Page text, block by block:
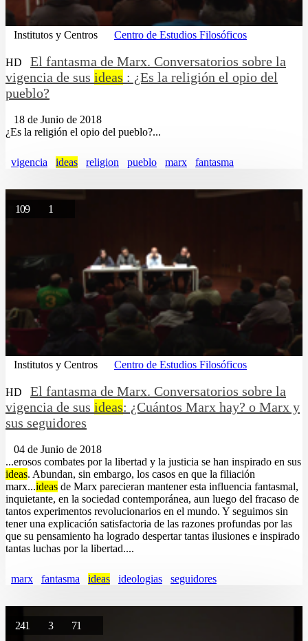
Institutos y Centros Centro de Estudios Filosóficos
HD
El fantasma de Marx. Conversatorios sobre la
vigencia de sus ideas : ¿Es la religión el opio del
pueblo?
18 de Junio de 2018
¿Es la religión el opio del pueblo?...
vigencia ideas religion pueblo marx fantasma
109 1
Institutos y Centros Centro de Estudios Filosóficos
HD
El fantasma de Marx. Conversatorios sobre la
vigencia de sus ideas: ¿Cuántos Marx hay? o Marx y
sus seguidores
04 de Junio de 2018
...erosos combates por la libertad y la justicia se han inspirado en sus
ideas. Abundan, sin embargo, los casos en que la filiación
marx...ideas de Marx parecieran mantener esta influencia fantasmal,
inquietante, en la sociedad contemporánea, aun luego del fracaso de
tantos experimentos revolucionarios en el mundo. Y seguimos sin
tener una explicación satisfactoria de las razones profundas por las
que su pensamiento ha logrado despertar tantas ilusiones e inspirado
tantas luchas por la libertad....
marx fantasma ideas ideologias seguidores
241 3 71